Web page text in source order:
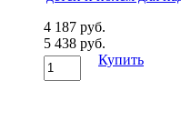
4 187 руб.
5 438 руб.
Купить